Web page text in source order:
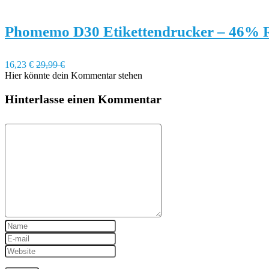
Phomemo D30 Etikettendrucker – 46%
16,23 € 29,99 €
Hier könnte dein Kommentar stehen
Hinterlasse einen Kommentar